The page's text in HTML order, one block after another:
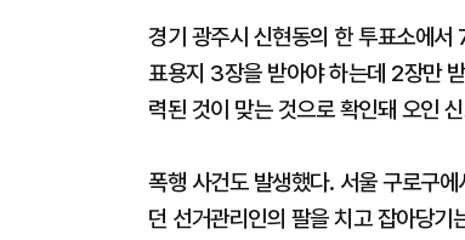
경기 광주시 신현동의 한 투표소에
표용지 3장을 받아야 하는데 2장만
력된 것이 맞는 것으로 확인돼 오인
폭행 사건도 발생했다. 서울 구로구
던 선거관리인의 팔을 치고 잡아당기